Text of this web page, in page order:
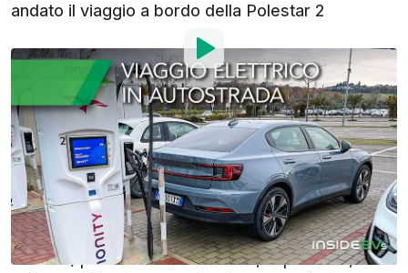
andato il viaggio a bordo della Polestar 2
Di: Alberto Carmone
10 Mar 2023alle17:00
Aggiungi InsideEVs alle
fonti preferite su Google
I lunghi viaggi su un’auto elettrica non sono più un
tabù. L’aumento delle colonnine (anche ad alta
velocità) presenti in autostrada e, soprattutto, un